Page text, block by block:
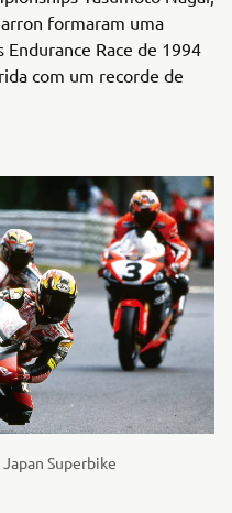
formaram uma
Endurance Race de 1994
com um recorde de
Superbike